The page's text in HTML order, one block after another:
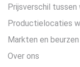
Prijsverschil
Productielocaties
Markten en beurzen
Over ons